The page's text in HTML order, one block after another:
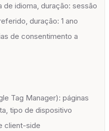
Vevey
de idioma, duração: sessão
duração: 1 ano
de consentimento a
Tag Manager): páginas
tipo de dispositivo
client-side